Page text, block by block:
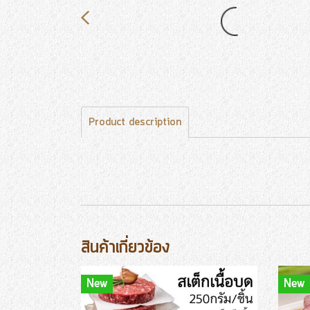
Product description
สินค้าเกี่ยวข้อง
New New